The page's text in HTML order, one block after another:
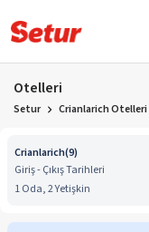
Otelleri
Setur Crianlarich Otelleri
Crianlarich(9)
Giriş - Çıkış Tarihleri
1 Oda, 2 Yetişkin